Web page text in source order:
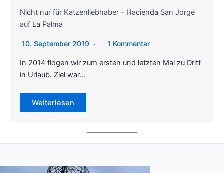
Nicht nur für Katzenliebhaber – Hacienda San Jorge
auf La Palma
10. September 2019 1 Kommentar
In 2014 flogen wir zum ersten und letzten Mal zu Dritt
in Urlaub. Ziel war…
Weiterlesen